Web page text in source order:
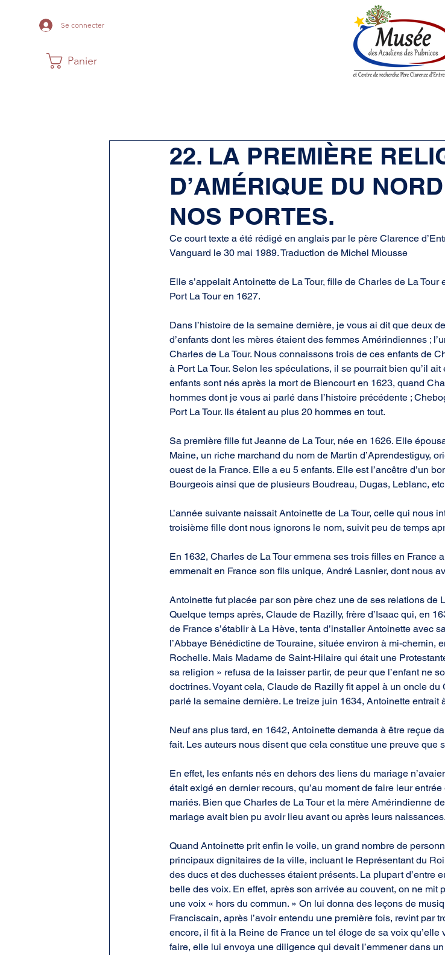
Se connecter
Panier
22. LA PREMIÈRE
D’AMÉRIQUE DU
NOS PORTES.
Ce court texte a été rédigé en anglais par le père Clarence
Vanguard le 30 mai 1989. Traduction de Michel Miousse
Elle s’appelait Antoinette de La Tour, fille de Charles de La Tour
Port La Tour en 1627.
Dans l’histoire de la semaine dernière, je vous ai dit que deux
d’enfants dont les mères étaient des femmes Amérindiennes ;
Charles de La Tour. Nous connaissons trois de ces enfants de
à Port La Tour. Selon les spéculations, il se pourrait bien qu’il
enfants sont nés après la mort de Biencourt en 1623, quand
hommes dont je vous ai parlé dans l’histoire précédente ;
Port La Tour. Ils étaient au plus 20 hommes en tout.
Sa première fille fut Jeanne de La Tour, née en 1626. Elle
Maine, un riche marchand du nom de Martin d’Aprendestiguy,
ouest de la France. Elle a eu 5 enfants. Elle est l’ancêtre d’un
Bourgeois ainsi que de plusieurs Boudreau, Dugas, Leblanc,
L’année suivante naissait Antoinette de La Tour, celle qui nous
troisième fille dont nous ignorons le nom, suivit peu de temps
En 1632, Charles de La Tour emmena ses trois filles en France
emmenait en France son fils unique, André Lasnier, dont nous
Antoinette fut placée par son père chez une de ses relations de
Quelque temps après, Claude de Razilly, frère d’Isaac qui, en
de France s’établir à La Hève, tenta d’installer Antoinette avec
l’Abbaye Bénédictine de Touraine, située environ à mi-chemin,
Rochelle. Mais Madame de Saint-Hilaire qui était une
sa religion » refusa de la laisser partir, de peur que l’enfant ne
doctrines. Voyant cela, Claude de Razilly fit appel à un oncle
parlé la semaine dernière. Le treize juin 1634, Antoinette entrait
Neuf ans plus tard, en 1642, Antoinette demanda à être reçue
fait. Les auteurs nous disent que cela constitue une preuve que
En effet, les enfants nés en dehors des liens du mariage
était exigé en dernier recours, qu’au moment de faire leur
mariés. Bien que Charles de La Tour et la mère Amérindienne
mariage avait bien pu avoir lieu avant ou après leurs naissances.
Quand Antoinette prit enfin le voile, un grand nombre de
principaux dignitaires de la ville, incluant le Représentant du
des ducs et des duchesses étaient présents. La plupart d’entre
belle des voix. En effet, après son arrivée au couvent, on ne mit
une voix « hors du commun. » On lui donna des leçons de
Franciscain, après l’avoir entendu une première fois, revint par
encore, il fit à la Reine de France un tel éloge de sa voix qu’elle
faire, elle lui envoya une diligence qui devait l’emmener dans